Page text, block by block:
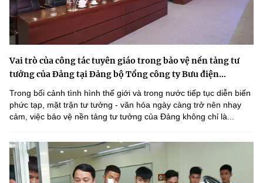
Vai trò của công tác tuyên giáo trong bảo vệ nền tảng tư
tưởng của Đảng tại Đảng bộ Tổng công ty Bưu điện...
Trong bối cảnh tình hình thế giới và trong nước tiếp tục diễn biến
phức tạp, mặt trận tư tưởng - văn hóa ngày càng trở nên nhạy
cảm, việc bảo vệ nền tảng tư tưởng của Đảng không chỉ là...